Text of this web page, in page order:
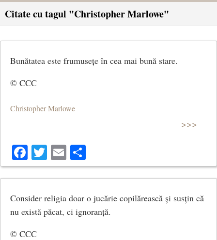
Citate cu tagul "Christopher Marlowe"
Bunătatea este frumusețe în cea mai bună stare.
© CCC
Christopher Marlowe
>>>
Facebook
Twitter
Email
Consider religia doar o jucărie copilărească și susțin că
nu există păcat, ci ignoranță.
© CCC